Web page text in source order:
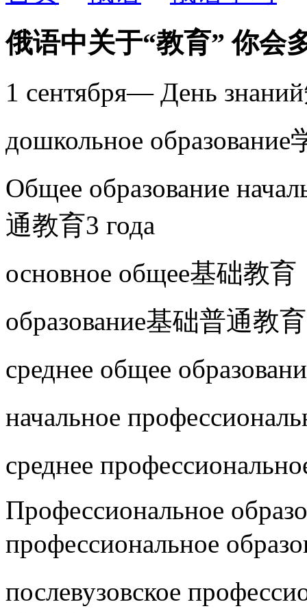
俄语中关于“教育” 你会
1 сентября— День
дошкольное
Общее образование
通教育3 года
основное общее基础教育
образование基础普通教
среднее общее
начальное
среднее
Профессиональное
профессиональное
послевузовское